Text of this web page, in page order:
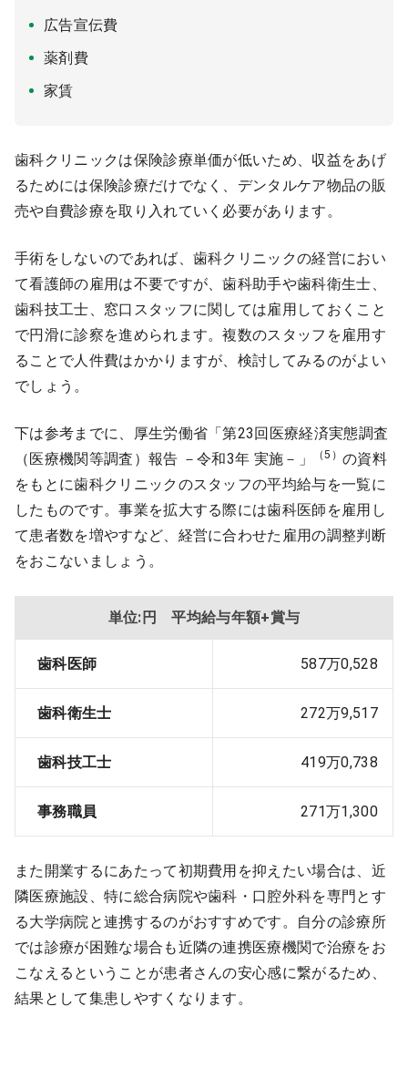
広告宣伝費
薬剤費
家賃
歯科クリニックは保険診療単価が低いため、収益をあげ
るためには保険診療だけでなく、デンタルケア物品の販
売や自費診療を取り入れていく必要があります。
手術をしないのであれば、歯科クリニックの経営におい
て看護師の雇用は不要ですが、歯科助手や歯科衛生士、
歯科技工士、窓口スタッフに関しては雇用しておくこと
で円滑に診察を進められます。複数のスタッフを雇用す
ることで人件費はかかりますが、検討してみるのがよい
でしょう。
下は参考までに、厚生労働省「第23回医療経済実態調査
（医療機関等調査）報告 －令和3年 実施－」
（5） の資料
をもとに歯科クリニックのスタッフの平均給与を一覧に
したものです。事業を拡大する際には歯科医師を雇用し
て患者数を増やすなど、経営に合わせた雇用の調整判断
をおこないましょう。
単位:円 平均給与年額+賞与
歯科医師 587万0,528
歯科衛生士 272万9,517
歯科技工士 419万0,738
事務職員 271万1,300
また開業するにあたって初期費用を抑えたい場合は、近
隣医療施設、特に総合病院や歯科・口腔外科を専門とす
る大学病院と連携するのがおすすめです。自分の診療所
では診療が困難な場合も近隣の連携医療機関で治療をお
こなえるということが患者さんの安心感に繋がるため、
結果として集患しやすくなります。